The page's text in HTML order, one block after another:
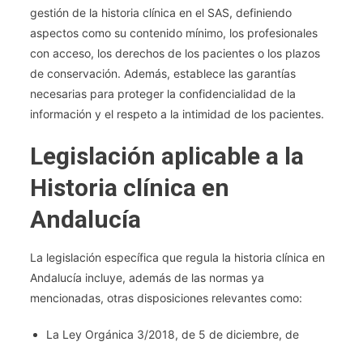
gestión de la historia clínica en el SAS, definiendo
aspectos como su contenido mínimo, los profesionales
con acceso, los derechos de los pacientes o los plazos
de conservación. Además, establece las garantías
necesarias para proteger la confidencialidad de la
información y el respeto a la intimidad de los pacientes.
Legislación aplicable a la
Historia clínica en
Andalucía
La legislación específica que regula la historia clínica en
Andalucía incluye, además de las normas ya
mencionadas, otras disposiciones relevantes como:
La Ley Orgánica 3/2018, de 5 de diciembre, de